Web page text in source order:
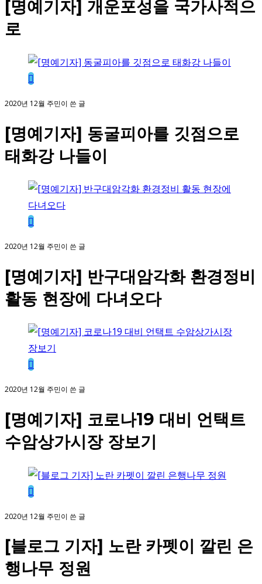
[명예기자] 개운포성을 국가사적으
로
2020년 12월 주민이 쓴 글
[명예기자] 동굴피아를 깃점으로
태화강 나들이
2020년 12월 주민이 쓴 글
[명예기자] 반구대암각화 환경정비
활동 현장에 다녀오다
2020년 12월 주민이 쓴 글
[명예기자] 코로나19 대비 언택트
수암상가시장 장보기
2020년 12월 주민이 쓴 글
[블로그 기자] 노란 카펫이 깔린 은
행나무 정원